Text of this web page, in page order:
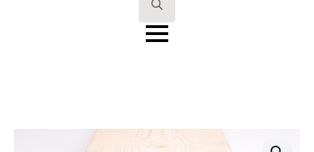
Search
for: